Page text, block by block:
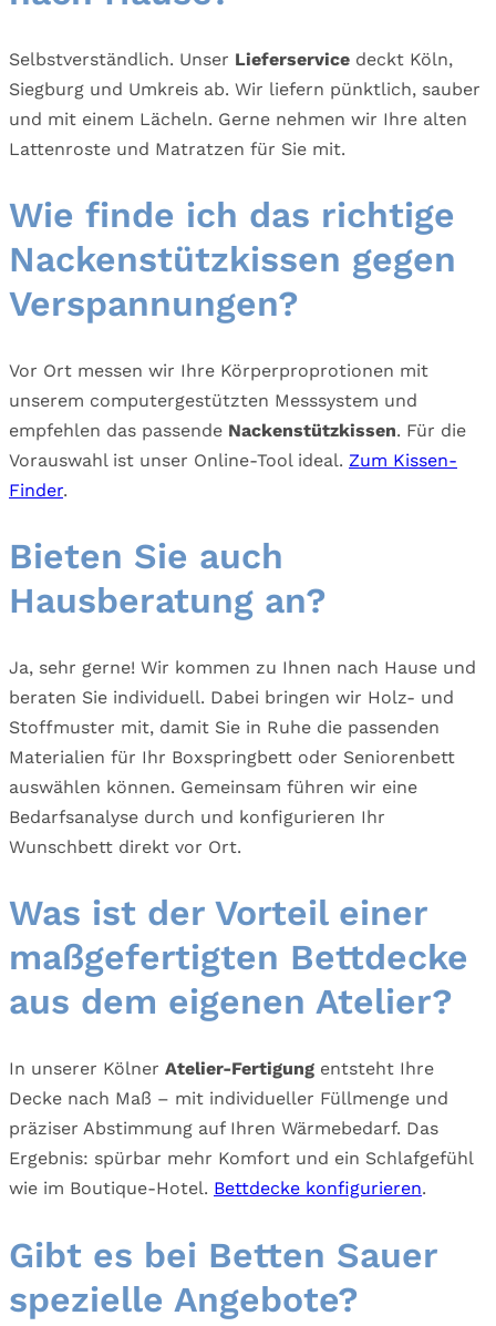
Selbstverständlich. Unser Lieferservice deckt Köln,
Siegburg und Umkreis ab. Wir liefern pünktlich, sauber
und mit einem Lächeln. Gerne nehmen wir Ihre alten
Lattenroste und Matratzen für Sie mit.
Wie finde ich das richtige
Nackenstützkissen gegen
Verspannungen?
Vor Ort messen wir Ihre Körperproprotionen mit
unserem computergestützten Messsystem und
empfehlen das passende Nackenstützkissen. Für die
Vorauswahl ist unser Online-Tool ideal. Zum Kissen-
Finder.
Bieten Sie auch
Hausberatung an?
Ja, sehr gerne! Wir kommen zu Ihnen nach Hause und
beraten Sie individuell. Dabei bringen wir Holz- und
Stoffmuster mit, damit Sie in Ruhe die passenden
Materialien für Ihr Boxspringbett oder Seniorenbett
auswählen können. Gemeinsam führen wir eine
Bedarfsanalyse durch und konfigurieren Ihr
Wunschbett direkt vor Ort.
Was ist der Vorteil einer
maßgefertigten Bettdecke
aus dem eigenen Atelier?
In unserer Kölner Atelier-Fertigung entsteht Ihre
Decke nach Maß – mit individueller Füllmenge und
präziser Abstimmung auf Ihren Wärmebedarf. Das
Ergebnis: spürbar mehr Komfort und ein Schlafgefühl
wie im Boutique-Hotel. Bettdecke konfigurieren.
Gibt es bei Betten Sauer
spezielle Angebote?